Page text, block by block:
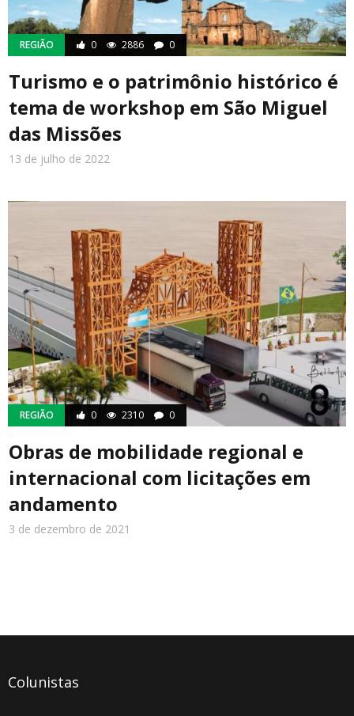
REGIÃO 0 2886 0
Turismo e o patrimônio histórico é
tema de workshop em São Miguel
das Missões
13 de julho de 2022
REGIÃO 0 2310 0
Obras de mobilidade regional e
internacional com licitações em
andamento
3 de dezembro de 2021
Colunistas